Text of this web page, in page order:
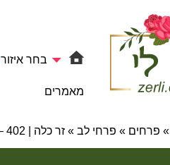
בחר איזור
מאמרים
» פרחים » פרחי לב » זר כלה | 402 – פרחי לב